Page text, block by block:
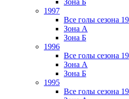
Зона Б
1997
Все голы сезона
Зона А
Зона Б
1996
Все голы сезона
Зона А
Зона Б
1995
Все голы сезона